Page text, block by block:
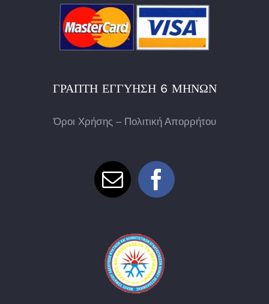
ΓΡΑΠΤΉ ΕΓΓΎΗΣΗ 6 ΜΗΝΏΝ
Όροι Χρήσης – Πολιτική Απορρήτου